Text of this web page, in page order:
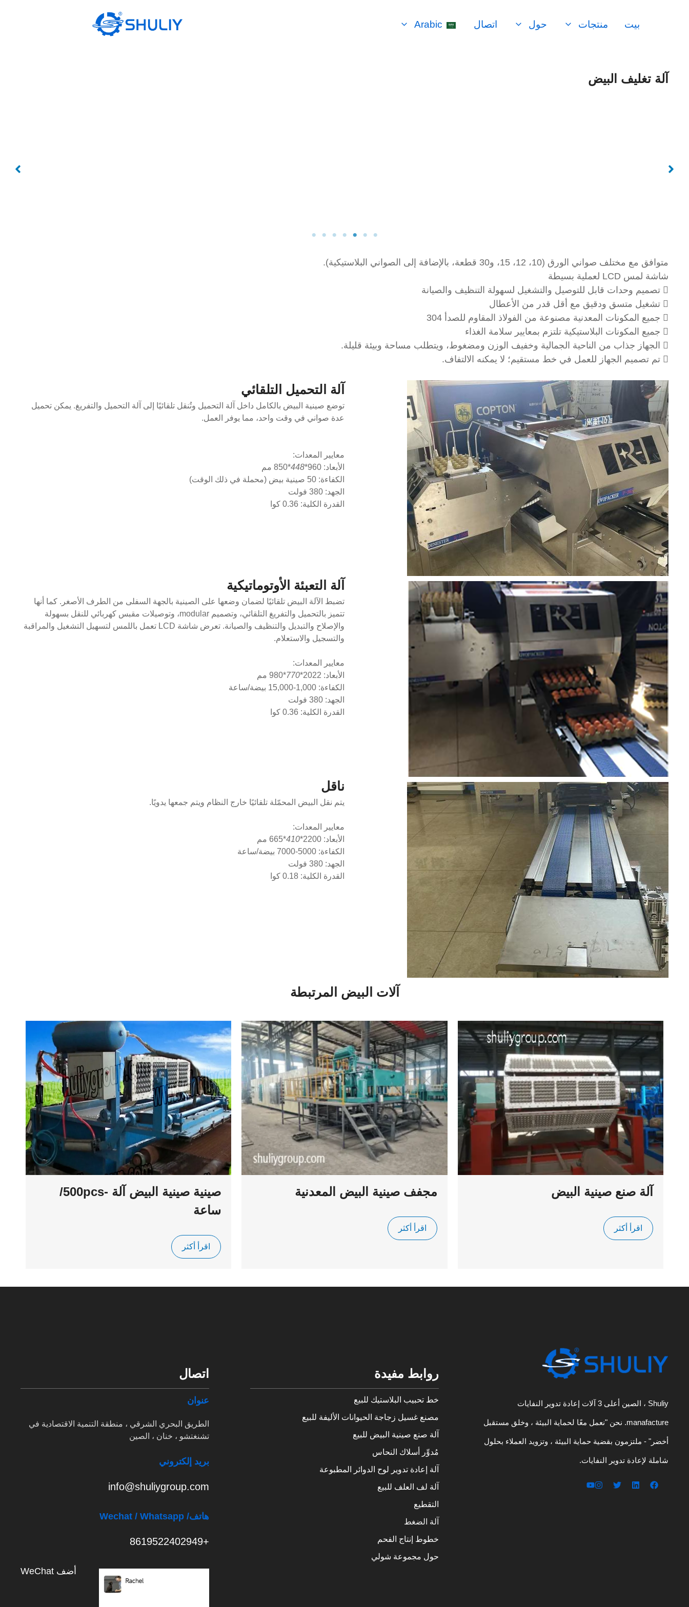
بيت منتجات حول اتصال Arabic
آلة تغليف البيض
متوافق مع مختلف صواني الورق (10، 12، 15، و30 قطعة، بالإضافة إلى الصواني البلاستيكية).
شاشة لمس LCD لعملية بسيطة
 تصميم وحدات قابل للتوصيل والتشغيل لسهولة التنظيف والصيانة
 تشغيل متسق ودقيق مع أقل قدر من الأعطال
 جميع المكونات المعدنية مصنوعة من الفولاذ المقاوم للصدأ 304
 جميع المكونات البلاستيكية تلتزم بمعايير سلامة الغذاء
 الجهاز جذاب من الناحية الجمالية وخفيف الوزن ومضغوط، ويتطلب مساحة وبيئة قليلة.
 تم تصميم الجهاز للعمل في خط مستقيم؛ لا يمكنه الالتفاف.
آلة التحميل التلقائي
توضع صينية البيض بالكامل داخل آلة التحميل وتُنقل تلقائيًا إلى آلة التحميل والتفريغ. يمكن تحميل
عدة صواني في وقت واحد، مما يوفر العمل.
معايير المعدات:
الأبعاد: 960*
448*850 مم
الكفاءة: 50 صينية بيض (محملة في ذلك الوقت)
الجهد: 380 فولت
القدرة الكلية: 0.36 كوا
آلة التعبئة الأوتوماتيكية
تضبط الآلة البيض تلقائيًا لضمان وضعها على الصينية بالجهة السفلى من الطرف الأصغر. كما أنها
تتميز بالتحميل والتفريغ التلقائي، وتصميم modular، وتوصيلات مقبس كهربائي للنقل بسهولة
والإصلاح والتبديل والتنظيف والصيانة. تعرض شاشة LCD تعمل باللمس لتسهيل التشغيل والمراقبة
والتسجيل والاستعلام.
معايير المعدات:
الأبعاد: 2022*
770*980 مم
الكفاءة: 1,000-15,000 بيضة/ساعة
الجهد: 380 فولت
القدرة الكلية: 0.36 كوا
ناقل
يتم نقل البيض المحمّلة تلقائيًا خارج النظام ويتم جمعها يدويًا.
معايير المعدات:
الأبعاد: 2200*
410*665 مم
الكفاءة: 5000-7000 بيضة/ساعة
الجهد: 380 فولت
القدرة الكلية: 0.18 كوا
آلات البيض المرتبطة
آلة صنع صينية البيض
اقرأ أكثر
مجفف صينية البيض المعدنية
اقرأ أكثر
صينية صينية البيض آلة -500pcs/
ساعة
اقرأ أكثر
Shuliy ، الصين أعلى 3 آلات إعادة تدوير النفايات
manafacture. نحن "نعمل معًا لحماية البيئة ، وخلق مستقبل
أخضر" - ملتزمون بقضية حماية البيئة ، وتزويد العملاء بحلول
شاملة لإعادة تدوير النفايات.
روابط مفيدة
خط تحبيب البلاستيك للبيع
مصنع غسيل زجاجة الحيوانات الأليفة للبيع
آلة صنع صينية البيض للبيع
مُدوِّر أسلاك النحاس
آلة إعادة تدوير لوح الدوائر المطبوعة
آلة لف العلف للبيع
التقطيع
آلة الضغط
خطوط إنتاج الفحم
حول مجموعة شولي
اتصال
عنوان
الطريق البحري الشرقي ، منطقة التنمية الاقتصادية في
تشنغتشو ، خنان ، الصين
بريد إلكتروني
info@shuliygroup.com
هاتف/ Wechat / Whatsapp
+8619522402949
أضف WeChat